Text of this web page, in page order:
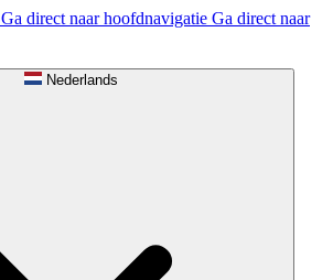
Ga direct naar hoofdnavigatie Ga direct naar
Nederlands